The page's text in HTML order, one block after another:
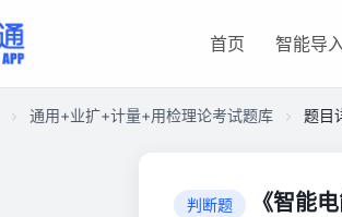
首页 智能导
通用+业扩+计量+用检理论考试题库 题目
判断题
《智能